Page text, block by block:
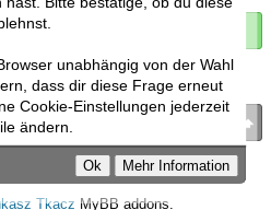
unabhängig von der Wahl
dass dir diese Frage erneut
Cookie-Einstellungen jederzeit
ändern.
MyBB GoMobile.
Version wechseln
Tkacz MyBB addons.